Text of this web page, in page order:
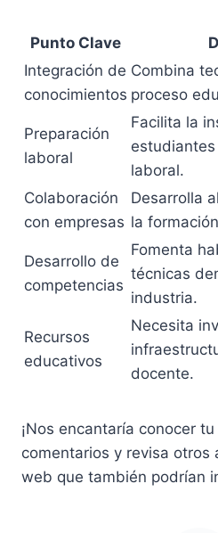
Punto Clave
Integración de
conocimientos
Combina
proceso
Preparación
laboral
Facilita la
laboral.
Colaboración
con empresas
Desarrolla
la
Desarrollo de
competencias
Fomenta
técnicas
industria.
Recursos
educativos
Necesita
docente.
¡Nos encantaría conocer
comentarios y revisa otros
web que también podrían